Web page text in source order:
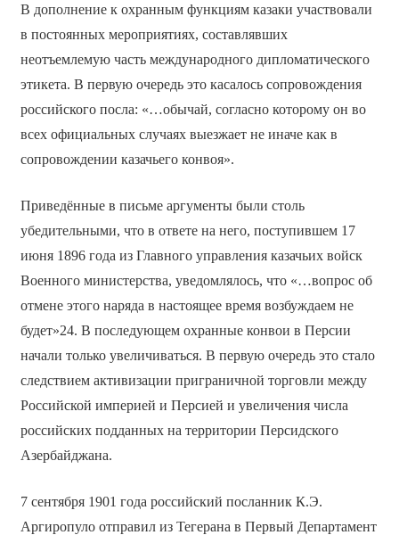
В дополнение к охранным функциям казаки участвовали
в постоянных мероприятиях, составлявших
неотъемлемую часть международного дипломатического
этикета. В первую очередь это касалось сопровождения
российского посла: «…обычай, согласно которому он во
всех официальных случаях выезжает не иначе как в
сопровождении казачьего конвоя».
Приведённые в письме аргументы были столь
убедительными, что в ответе на него, поступившем 17
июня 1896 года из Главного управления казачьих войск
Военного министерства, уведомлялось, что «…вопрос об
отмене этого наряда в настоящее время возбуждаем не
будет»24. В последующем охранные конвои в Персии
начали только увеличиваться. В первую очередь это стало
следствием активизации приграничной торговли между
Российской империей и Персией и увеличения числа
российских подданных на территории Персидского
Азербайджана.
7 сентября 1901 года российский посланник К.Э.
Аргиропуло отправил из Тегерана в Первый Департамент